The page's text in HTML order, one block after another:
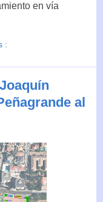
en vía
:
al